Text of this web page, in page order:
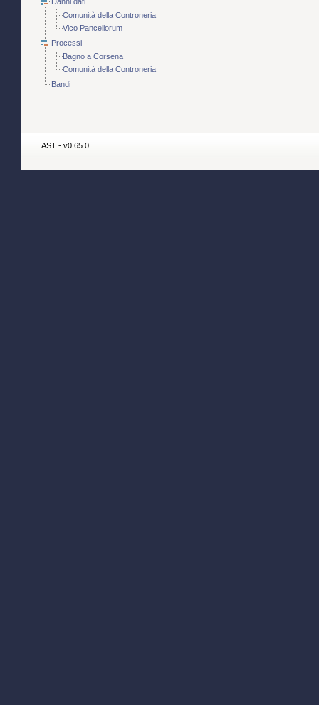
Comunità della Controneria
Vico Pancellorum
Processi
Bagno a Corsena
Comunità della Controneria
Bandi
AST - v0.65.0